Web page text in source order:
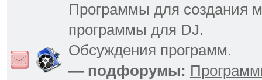
Программы для создания
программы для DJ.
Обсуждения программ.
— подфорумы: